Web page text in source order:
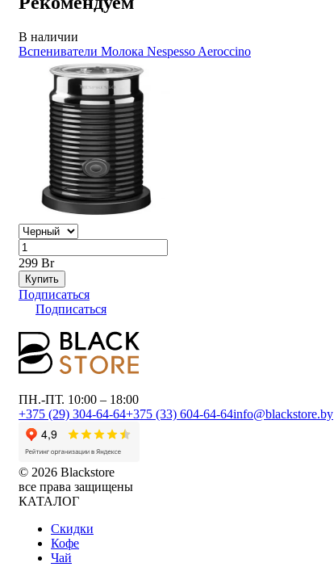
В наличии
Вспениватели Молока Nespesso Aeroccino
299 Br
Купить
Подписаться
Подписаться
ПН.-ПТ. 10:00 – 18:00
+375 (29) 304-64-64+375 (33) 604-64-64info@blackstore.by
© 2026 Blackstore
все права защищены
КАТАЛОГ
Скидки
Кофе
Чай